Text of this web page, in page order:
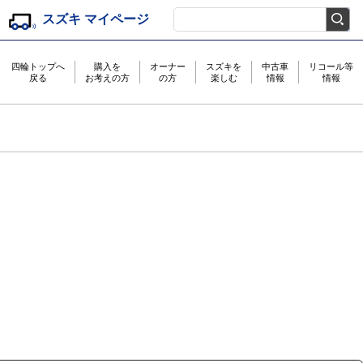
スズキ マイページ
四輪トップへ
戻る
購入を
お考えの方
オーナー
の方
スズキを
楽しむ
中古車
情報
リコール等
情報